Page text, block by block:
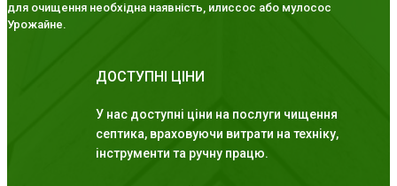
для очищення необхідна наявність, илиссос або мулосос
Урожайне.
ДОСТУПНІ ЦІНИ
У нас доступні ціни на послуги чищення
септика, враховуючи витрати на техніку,
інструменти та ручну працю.